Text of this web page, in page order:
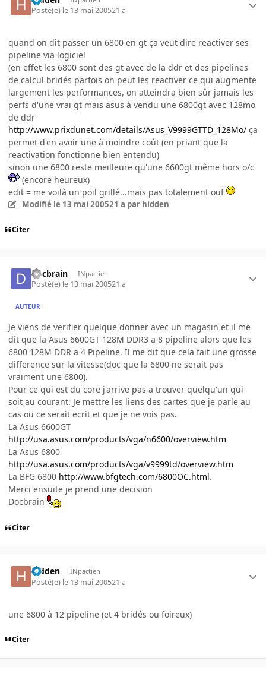
Posté(e) le 13 mai 200521 a
quand on dit passer un 6800 en gt ça veut dire reactiver ses
pipeline via logiciel
(en effet les 6800 sont des gt avec de la ddr et des pipelines
de calcul bridés parfois on peut les reactiver ce qui augmente
largement les performances, on atteindra bien sûr jamais les
perfs d'une vrai gt mais asus à vendu une 6800gt avec 128mo
de ddr
http://www.prixdunet.com/details/Asus_V9999GTTD_128Mo/ ça
permet d'en avoir une à moindre coût (en priant que la
reactivation fonctionne bien entendu)
sinon une 6800 reste meilleure qu'une 6600gt même hors o/c
(encore heureux)
edit = me voilà un poil grillé...mais pas totalement ouf
Modifié le 13 mai 200521 a par hidden
Citer
docbrain INpactien
Posté(e) le 13 mai 200521 a
AUTEUR
Je viens de verifier quelque donner avec un magasin et il me
dit que la Asus 6600GT 128M DDR3 a 8 pipeline alors que les
6800 128M DDR a 4 Pipeline. Il me dit que cela fait une grosse
difference sur la vitesse(doc que la 6800 ne serait pas
vraiment une 6800).
Pour ce qui est du core j'arrive pas a trouver quelqu'un qui
soit au courant. Je mettre les liens des cartes que je parle au
cas ou ce serait ecrit et que je ne vois pas.
La Asus 6600GT
http://usa.asus.com/products/vga/n6600/overview.htm
La Asus 6800
http://usa.asus.com/products/vga/v9999td/overview.htm
La BFG 6800 http://www.bfgtech.com/6800OC.html.
Merci ensuite je prend une decision
Docbrain
Citer
hidden INpactien
Posté(e) le 13 mai 200521 a
une 6800 à 12 pipeline (et 4 bridés ou foireux)
Citer